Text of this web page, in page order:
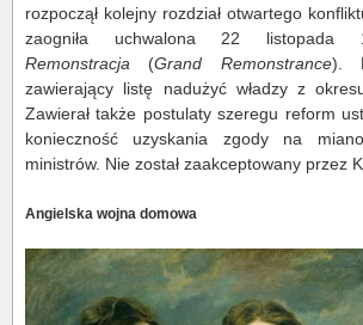
rozpoczął kolejny rozdział otwartego
zaogniła uchwalona 22
Remonstracja (Grand Remonstrance).
zawierający listę nadużyć władzy z
Zawierał także postulaty szeregu reform
konieczność uzyskania zgody na
ministrów. Nie został zaakceptowany przez
Angielska wojna domowa